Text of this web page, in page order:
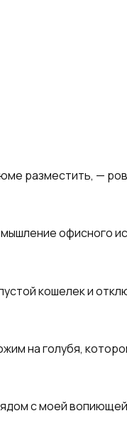
разместить, —
офисного
кошелек и
на голубя,
с моей